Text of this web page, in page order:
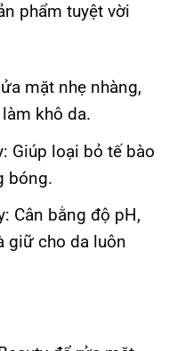
phẩm tuyệt vời
mặt nhẹ nhàng,
khô da.
Giúp loại bỏ tế bào
bóng.
Cân bằng độ pH,
giữ cho da luôn